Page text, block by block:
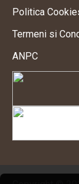
Politica
Termeni si
ANPC